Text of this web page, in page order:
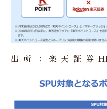
出所：楽天証券